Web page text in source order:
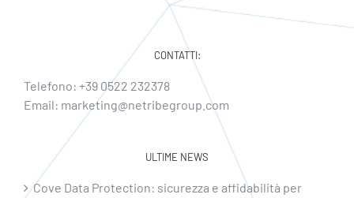
CONTATTI:
Telefono: +39 0522 232378
Email: marketing@netribegroup.com
ULTIME NEWS
Cove Data Protection: sicurezza e affidabilità per